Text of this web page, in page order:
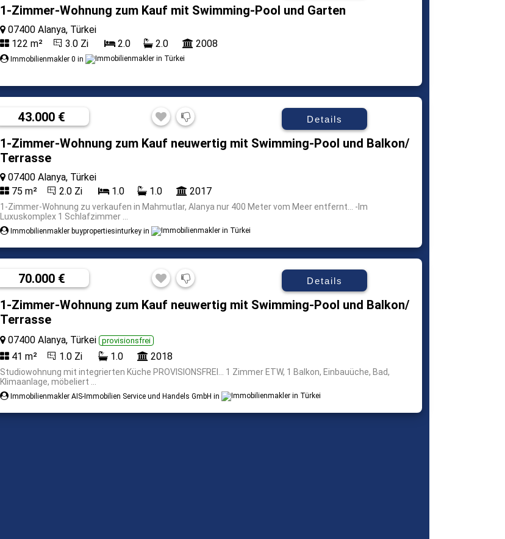
1-Zimmer-Wohnung zum Kauf mit Swimming-Pool und Garten
07400 Alanya, Türkei
122 m²
3.0 Zi 2.0 2.0 2008
Immobilienmakler 0 in
43.000 € Details
1-Zimmer-Wohnung zum Kauf neuwertig mit Swimming-Pool und Balkon/
Terrasse
07400 Alanya, Türkei
75 m²
2.0 Zi 1.0 1.0 2017
1-Zimmer-Wohnung zu verkaufen in Mahmutlar, Alanya nur 400 Meter vom Meer entfernt... -Im
Luxuskomplex 1 Schlafzimmer ...
Immobilienmakler buypropertiesinturkey in
70.000 € Details
1-Zimmer-Wohnung zum Kauf neuwertig mit Swimming-Pool und Balkon/
Terrasse
07400 Alanya, Türkei provisionsfrei
41 m² 1.0 Zi 1.0 2018
Studiowohnung mit integrierten Küche PROVISIONSFREI... 1 Zimmer ETW, 1 Balkon, Einbauüche, Bad,
Klimaanlage, möbeliert ...
Immobilienmakler AIS-Immobilien Service und Handels GmbH in